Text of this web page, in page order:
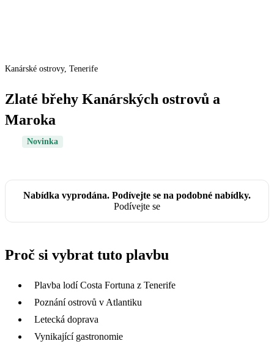
Kanárské ostrovy, Tenerife
Zlaté břehy Kanárských ostrovů a
Maroka
Novinka
Nabídka vyprodána. Podívejte se na podobné nabídky.
Podívejte se
Proč si vybrat tuto plavbu
Plavba lodí Costa Fortuna z Tenerife
Poznání ostrovů v Atlantiku
Letecká doprava
Vynikající gastronomie